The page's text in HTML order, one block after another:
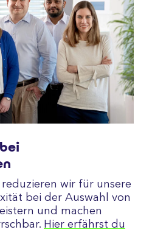
wir für unsere
bei der Auswahl von
und machen
Hier erfährst du